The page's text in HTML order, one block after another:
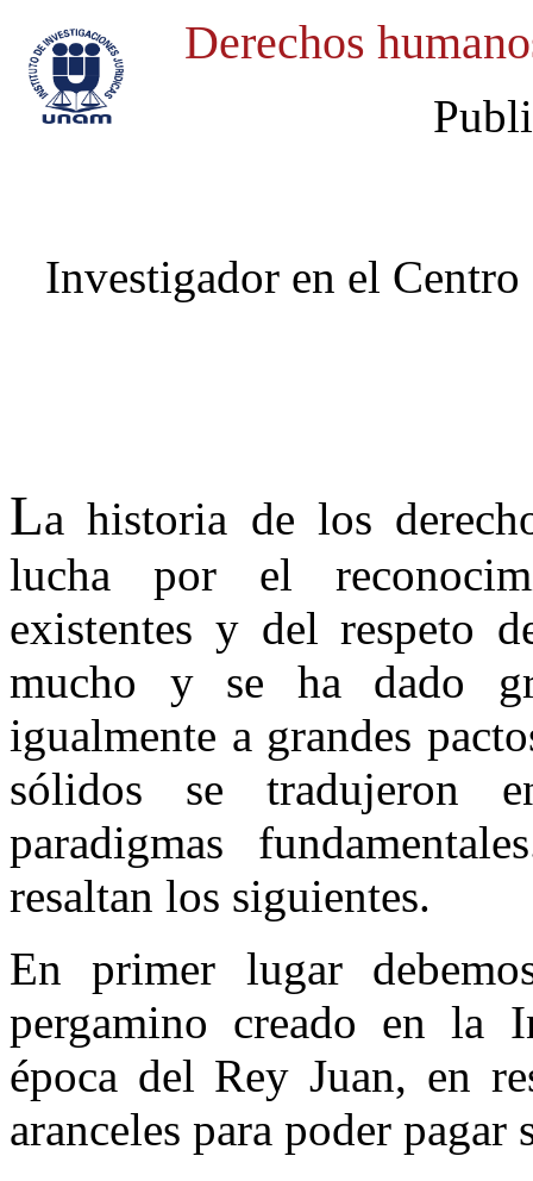
Derechos
Investigador en el
La historia de los
lucha por el
existentes y del respeto
mucho y se ha dado
igualmente a grandes
sólidos se tradujeron
paradigmas
resaltan los siguientes.
En primer lugar
pergamino creado en la
época del Rey Juan, en
aranceles para poder